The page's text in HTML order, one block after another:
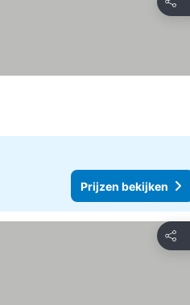
Delen
Prijzen bekijken
Delen